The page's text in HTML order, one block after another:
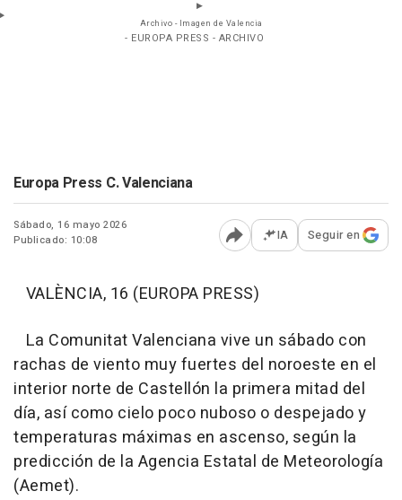
Archivo - Imagen de Valencia
- EUROPA PRESS - ARCHIVO
Europa Press C. Valenciana
Sábado, 16 mayo 2026
Publicado: 10:08
Abrir opciones para
IA Seguir en
VALÈNCIA, 16 (EUROPA PRESS)
La Comunitat Valenciana vive un sábado con
rachas de viento muy fuertes del noroeste en el
interior norte de Castellón la primera mitad del
día, así como cielo poco nuboso o despejado y
temperaturas máximas en ascenso, según la
predicción de la Agencia Estatal de Meteorología
(Aemet).